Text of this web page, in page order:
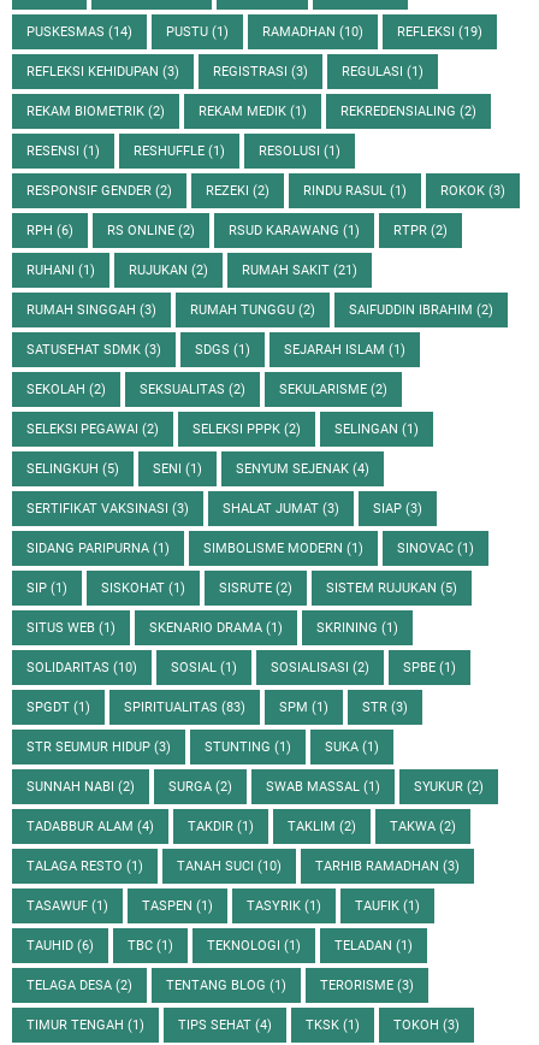
PUSKESMAS (14) PUSTU (1) RAMADHAN (10) REFLEKSI (19)
REFLEKSI KEHIDUPAN (3) REGISTRASI (3) REGULASI (1)
REKAM BIOMETRIK (2) REKAM MEDIK (1) REKREDENSIALING (2)
RESENSI (1) RESHUFFLE (1) RESOLUSI (1)
RESPONSIF GENDER (2) REZEKI (2) RINDU RASUL (1) ROKOK (3)
RPH (6) RS ONLINE (2) RSUD KARAWANG (1) RTPR (2)
RUHANI (1) RUJUKAN (2) RUMAH SAKIT (21)
RUMAH SINGGAH (3) RUMAH TUNGGU (2) SAIFUDDIN IBRAHIM (2)
SATUSEHAT SDMK (3) SDGS (1) SEJARAH ISLAM (1)
SEKOLAH (2) SEKSUALITAS (2) SEKULARISME (2)
SELEKSI PEGAWAI (2) SELEKSI PPPK (2) SELINGAN (1)
SELINGKUH (5) SENI (1) SENYUM SEJENAK (4)
SERTIFIKAT VAKSINASI (3) SHALAT JUMAT (3) SIAP (3)
SIDANG PARIPURNA (1) SIMBOLISME MODERN (1) SINOVAC (1)
SIP (1) SISKOHAT (1) SISRUTE (2) SISTEM RUJUKAN (5)
SITUS WEB (1) SKENARIO DRAMA (1) SKRINING (1)
SOLIDARITAS (10) SOSIAL (1) SOSIALISASI (2) SPBE (1)
SPGDT (1) SPIRITUALITAS (83) SPM (1) STR (3)
STR SEUMUR HIDUP (3) STUNTING (1) SUKA (1)
SUNNAH NABI (2) SURGA (2) SWAB MASSAL (1) SYUKUR (2)
TADABBUR ALAM (4) TAKDIR (1) TAKLIM (2) TAKWA (2)
TALAGA RESTO (1) TANAH SUCI (10) TARHIB RAMADHAN (3)
TASAWUF (1) TASPEN (1) TASYRIK (1) TAUFIK (1)
TAUHID (6) TBC (1) TEKNOLOGI (1) TELADAN (1)
TELAGA DESA (2) TENTANG BLOG (1) TERORISME (3)
TIMUR TENGAH (1) TIPS SEHAT (4) TKSK (1) TOKOH (3)